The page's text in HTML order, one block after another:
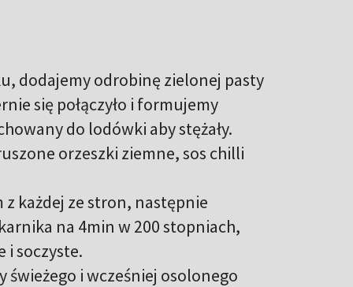
dodajemy odrobinę zielonej pasty
się połączyło i formujemy
do lodówki aby stężały.
orzeszki ziemne, sos chilli
każdej ze stron, następnie
na 4min w 200 stopniach,
i soczyste.
świeżego i wcześniej osolonego